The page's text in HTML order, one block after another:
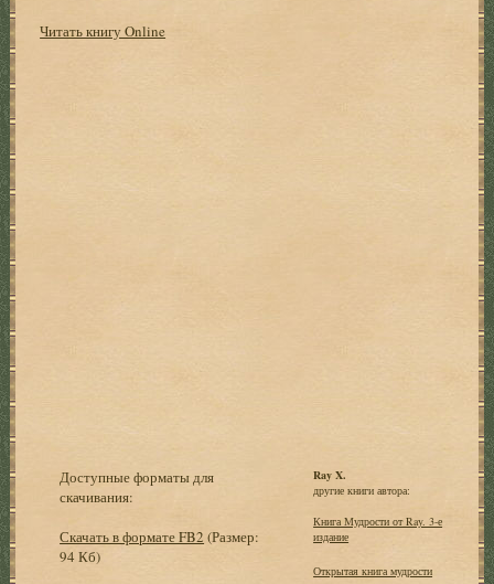
Читать книгу Online
Доступные форматы для
скачивания:
Скачать в формате FB2 (Размер:
94 Кб)
Ray X.
другие книги автора:
Книга Мудрости от Ray. 3-е
издание
Открытая книга мудрости